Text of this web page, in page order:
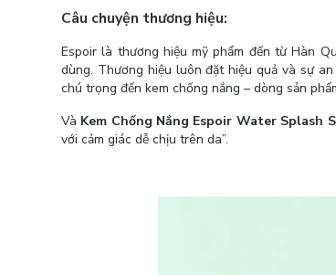
Câu chuyện thương hiệu:
Espoir là thương hiệu mỹ phẩm đến từ Hàn
dùng. Thương hiệu luôn đặt hiệu quả và sự
chú trọng đến kem chống nắng – dòng sản
Và Kem Chống Nắng Espoir Water Splash
với cảm giác dễ chịu trên da”.